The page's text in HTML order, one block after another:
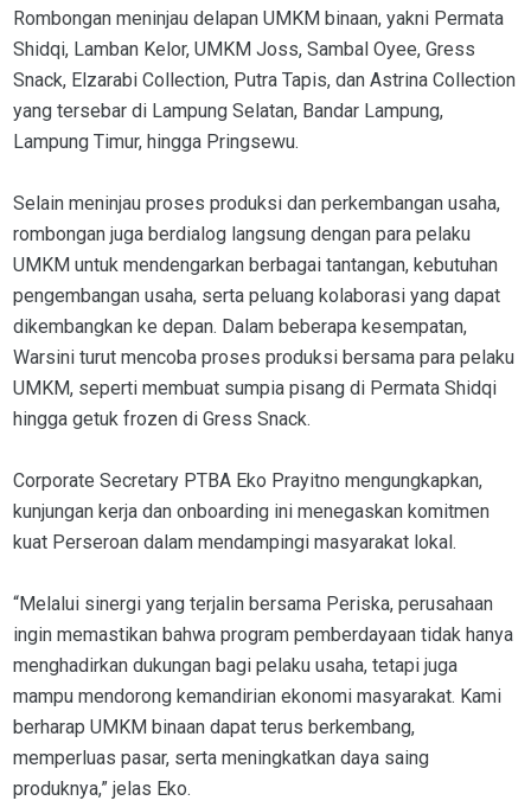
Rombongan meninjau delapan UMKM binaan, yakni Permata
Shidqi, Lamban Kelor, UMKM Joss, Sambal Oyee, Gress
Snack, Elzarabi Collection, Putra Tapis, dan Astrina Collection
yang tersebar di Lampung Selatan, Bandar Lampung,
Lampung Timur, hingga Pringsewu.
Selain meninjau proses produksi dan perkembangan usaha,
rombongan juga berdialog langsung dengan para pelaku
UMKM untuk mendengarkan berbagai tantangan, kebutuhan
pengembangan usaha, serta peluang kolaborasi yang dapat
dikembangkan ke depan. Dalam beberapa kesempatan,
Warsini turut mencoba proses produksi bersama para pelaku
UMKM, seperti membuat sumpia pisang di Permata Shidqi
hingga getuk frozen di Gress Snack.
Corporate Secretary PTBA Eko Prayitno mengungkapkan,
kunjungan kerja dan onboarding ini menegaskan komitmen
kuat Perseroan dalam mendampingi masyarakat lokal.
“Melalui sinergi yang terjalin bersama Periska, perusahaan
ingin memastikan bahwa program pemberdayaan tidak hanya
menghadirkan dukungan bagi pelaku usaha, tetapi juga
mampu mendorong kemandirian ekonomi masyarakat. Kami
berharap UMKM binaan dapat terus berkembang,
memperluas pasar, serta meningkatkan daya saing
produknya,” jelas Eko.